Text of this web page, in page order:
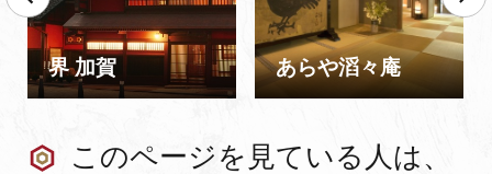
界 加賀 あらや滔々庵
このページを見ている人は、